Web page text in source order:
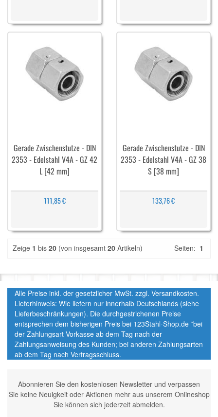
Gerade Zwischenstutze - DIN
2353 - Edelstahl V4A - GZ 42
L [42 mm]
111,85 €
Gerade Zwischenstutze - DIN
2353 - Edelstahl V4A - GZ 38
S [38 mm]
133,76 €
Zeige 1 bis 20 (von insgesamt 20 Artikeln) Seiten: 1
Alle Preise inkl. der gesetzlicher MwSt. zzgl. Versandkosten.
Lieferhinweis: Wie liefern nur innerhalb Deutschlands (siehe
Lieferbeschränkungen). Die durchgestrichenen Preise
entsprechen dem bisherigen Preis bei 123Stahl-Shop.de *bei
der Zahlungsart Vorkasse ab dem Tag nach der
Zahlungsanweisung des Kunden; bei anderen Zahlungsarten
ab dem Tag nach Vertragsschluss.
Abonnieren Sie den kostenlosen Newsletter und verpassen
Sie keine Neuigkeit oder Aktionen mehr aus unserem Onlineshop
Sie können sich jederzeit abmelden.